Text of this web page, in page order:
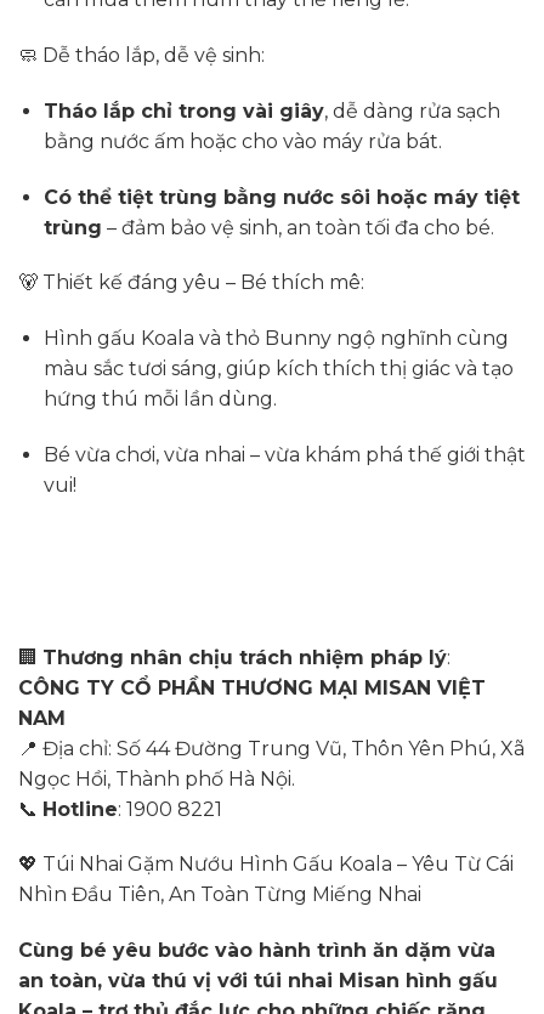
🧼 Dễ tháo lắp, dễ vệ sinh:
Tháo lắp chỉ trong vài giây, dễ dàng rửa sạch
bằng nước ấm hoặc cho vào máy rửa bát.
Có thể tiệt trùng bằng nước sôi hoặc máy tiệt
trùng – đảm bảo vệ sinh, an toàn tối đa cho bé.
🐻 Thiết kế đáng yêu – Bé thích mê:
Hình gấu Koala và thỏ Bunny ngộ nghĩnh cùng
màu sắc tươi sáng, giúp kích thích thị giác và tạo
hứng thú mỗi lần dùng.
Bé vừa chơi, vừa nhai – vừa khám phá thế giới thật
vui!
🏢 Thương nhân chịu trách nhiệm pháp lý:
CÔNG TY CỔ PHẦN THƯƠNG MẠI MISAN VIỆT
NAM
📍 Địa chỉ: Số 44 Đường Trung Vũ, Thôn Yên Phú, Xã
Ngọc Hồi, Thành phố Hà Nội.
📞 Hotline: 1900 8221
💖 Túi Nhai Gặm Nướu Hình Gấu Koala – Yêu Từ Cái
Nhìn Đầu Tiên, An Toàn Từng Miếng Nhai
Cùng bé yêu bước vào hành trình ăn dặm vừa
an toàn, vừa thú vị với túi nhai Misan hình gấu